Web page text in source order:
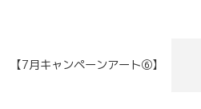
【7月キャンペーンアート⑥】